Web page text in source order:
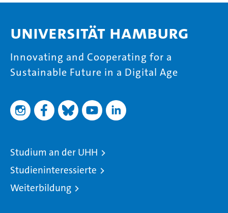
Universität Hamburg
Innovating and Cooperating for a
Sustainable Future in a Digital Age
Studium an der UHH
Studieninteressierte
Weiterbildung